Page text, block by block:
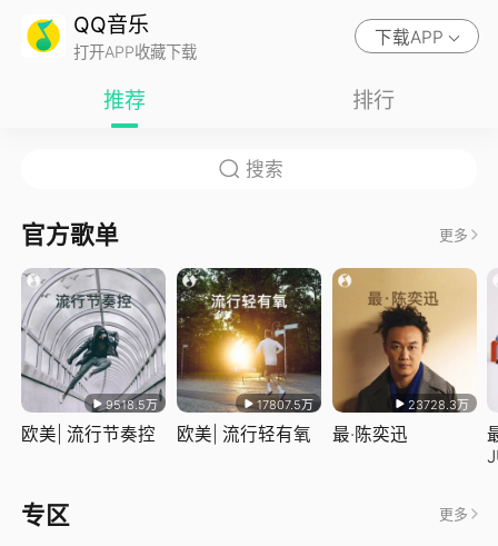
QQ音乐
打开APP收藏下载
下载APP
推荐 排行
官方歌单 更多
9518.5万
欧美| 流行节奏控
17807.5万
欧美| 流行轻有氧
23728.3万
最·陈奕迅
专区 更多